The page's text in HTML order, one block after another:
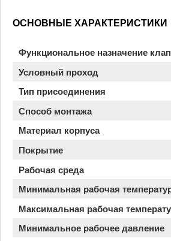
ОСНОВНЫЕ ХАРАКТЕРИСТИКИ
Функциональное назначение
Условный проход
Тип присоединения
Способ монтажа
Материал корпуса
Покрытие
Рабочая среда
Минимальная рабочая
Максимальная рабочая
Минимальное рабочее давление